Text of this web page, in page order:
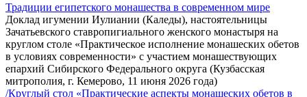
Традиции египетского монашества в современном мире
Доклад игумении Иулиании (Каледы), настоятельницы
Зачатьевского ставропигиального женского монастыря на
круглом столе «Практическое исполнение монашеских обетов
в условиях современности» с участием монашествующих
епархий Сибирского Федерального округа (Кузбасская
митрополия, г. Кемерово, 11 июня 2026 года)
/Круглый стол «Практические аспекты монашеских обетов в